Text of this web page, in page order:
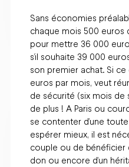
Sans économies
chaque mois 500 euros
pour mettre 36 000
s’il souhaite 39 000
son premier achat. Si
euros par mois, veut
de sécurité (six mois de
de plus ! A Paris ou
se contenter d’une
espérer mieux, il est
couple ou de bénéficier
don ou encore d’un